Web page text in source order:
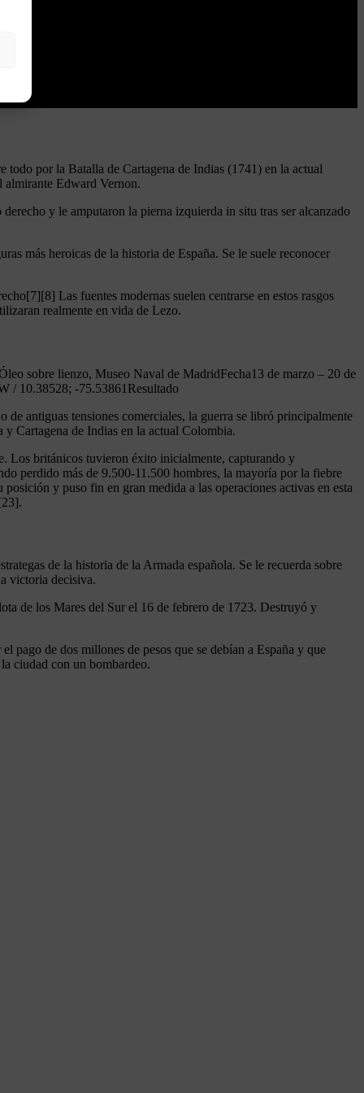
por la Batalla de Cartagena de Indias (1741) en la actual
almirante Edward Vernon.
y le amputaron la pierna izquierda in situ tras ser alcanzado
más heroicas de la historia de España. Se le suele reconocer
Las fuentes modernas suelen centrarse en estos rasgos
realmente en vida de Lezo.
sobre lienzo, Museo Naval de MadridFecha13 de marzo – 20 de
/ 10.38528; -75.53861Resultado
antiguas tensiones comerciales, la guerra se libró principalmente
Cartagena de Indias en la actual Colombia.
Los británicos tuvieron éxito inicialmente, capturando y
perdido más de 9.500-11.500 hombres, la mayoría por la fiebre
y puso fin en gran medida a las operaciones activas en esta
de la historia de la Armada española. Se le recuerda sobre
victoria decisiva.
de los Mares del Sur el 16 de febrero de 1723. Destruyó y
pago de dos millones de pesos que se debían a España y que
ciudad con un bombardeo.